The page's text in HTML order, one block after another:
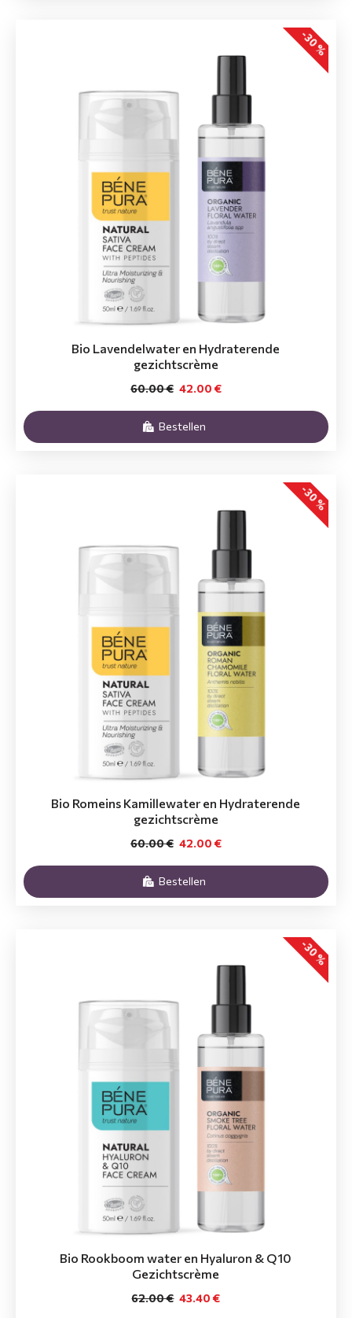
-30 %
Bio Lavendelwater en Hydraterende
gezichtscrème
42.00 €
60.00 €
Bestellen
-30 %
Bio Romeins Kamillewater en Hydraterende
gezichtscrème
42.00 €
60.00 €
Bestellen
-30 %
Bio Rookboom water en Hyaluron & Q10
Gezichtscrème
43.40 €
62.00 €